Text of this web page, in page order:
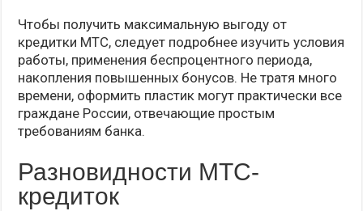
Чтобы получить максимальную выгоду от
кредитки МТС, следует подробнее изучить условия
работы, применения беспроцентного периода,
накопления повышенных бонусов. Не тратя много
времени, оформить пластик могут практически все
граждане России, отвечающие простым
требованиям банка.
Разновидности МТС-
кредиток